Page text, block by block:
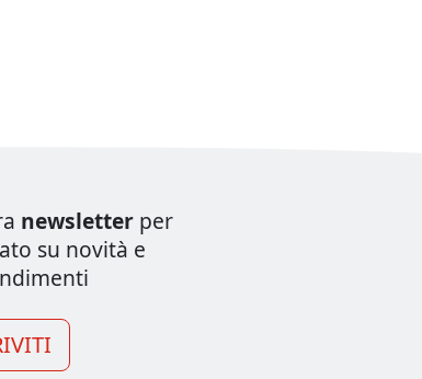
newsletter per
su novità e